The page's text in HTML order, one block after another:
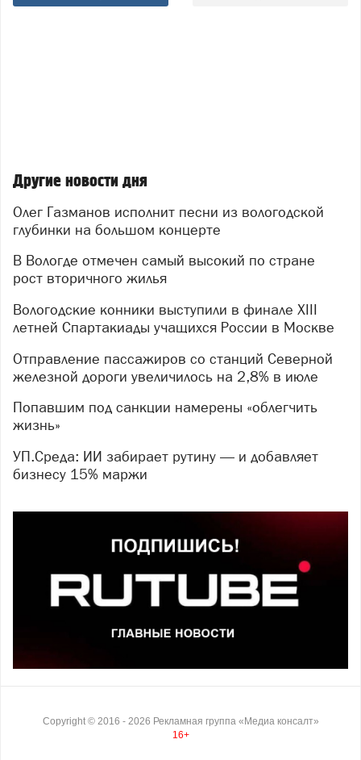
Другие новости дня
Олег Газманов исполнит песни из вологодской
глубинки на большом концерте
В Вологде отмечен самый высокий по стране
рост вторичного жилья
Вологодские конники выступили в финале XIII
летней Спартакиады учащихся России в Москве
Отправление пассажиров со станций Северной
железной дороги увеличилось на 2,8% в июле
Попавшим под санкции намерены «облегчить
жизнь»
УП.Среда: ИИ забирает рутину — и добавляет
бизнесу 15% маржи
Copyright © 2016 - 2026 Рекламная группа «Медиа консалт»
16+